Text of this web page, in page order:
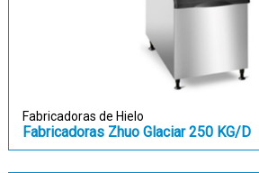
Fabricadoras de Hielo
Fabricadoras Zhuo Glaciar 250 KG/D